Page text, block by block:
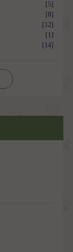
[5]
[8]
[12]
[1]
[14]